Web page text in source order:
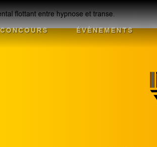
CONCOURS ÉVÈNEMENTS
flottant entre hypnose et transe.